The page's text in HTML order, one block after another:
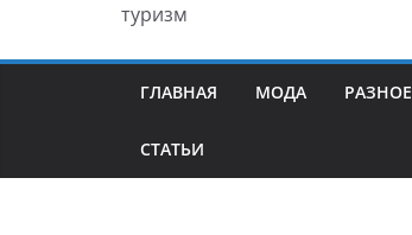
туризм
ГЛАВНАЯ МОДА РАЗНОЕ
СТАТЬИ